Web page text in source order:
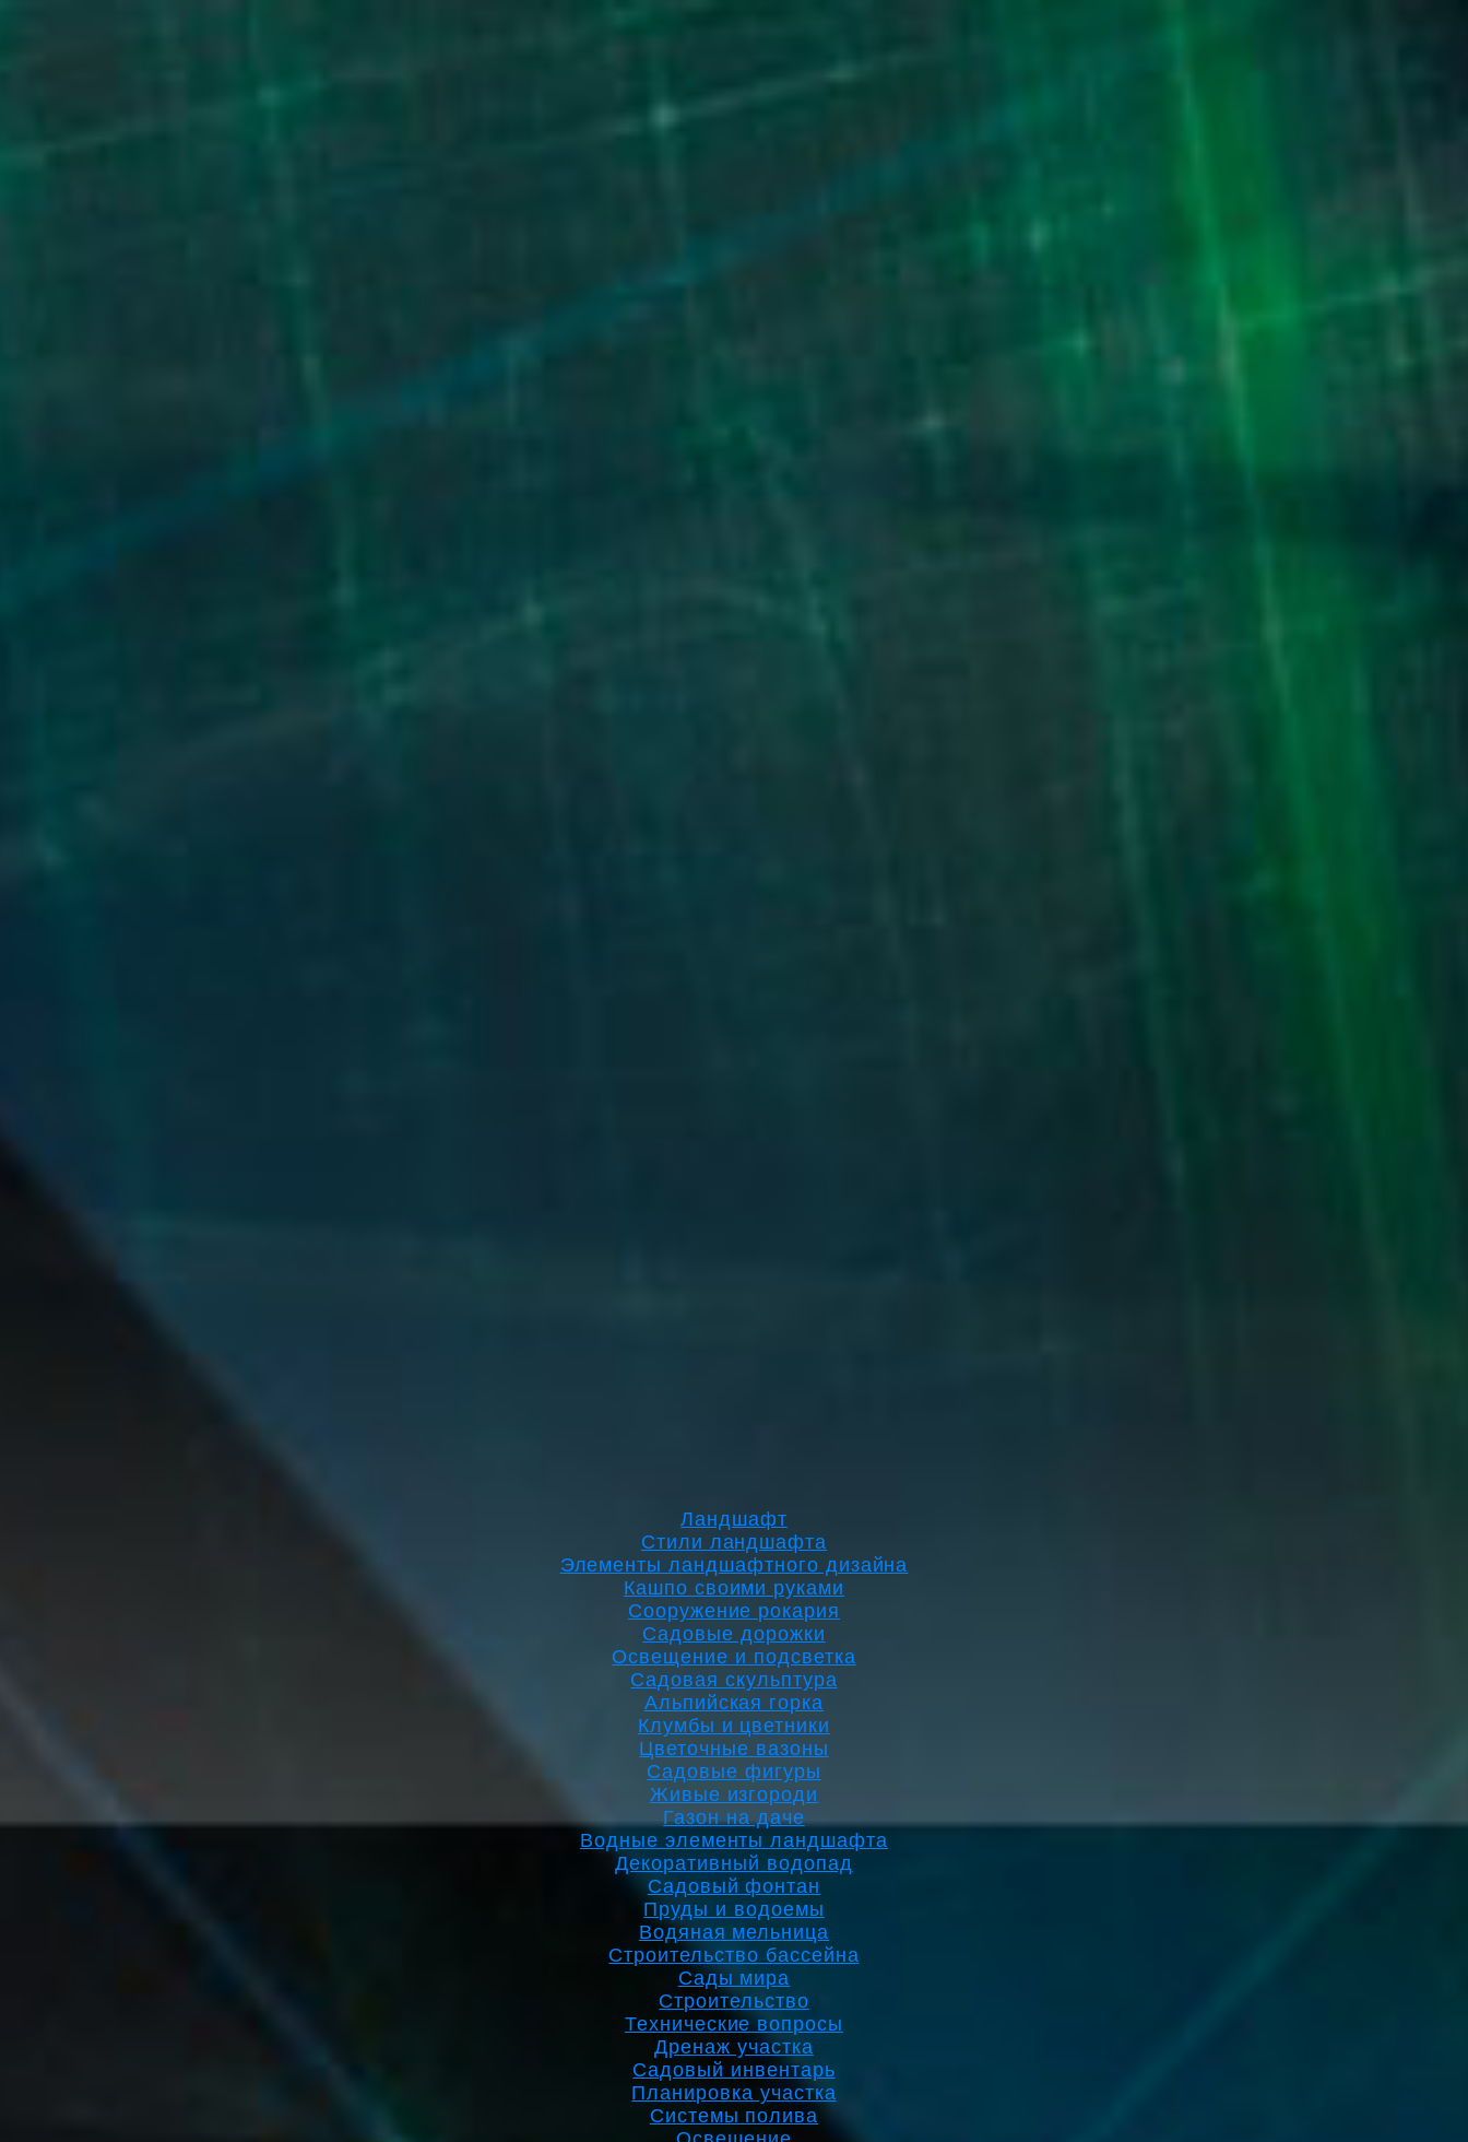
Ландшафт
Стили ландшафта
Элементы ландшафтного дизайна
Кашпо своими руками
Сооружение рокария
Садовые дорожки
Освещение и подсветка
Садовая скульптура
Альпийская горка
Клумбы и цветники
Цветочные вазоны
Садовые фигуры
Живые изгороди
Газон на даче
Водные элементы ландшафта
Декоративный водопад
Садовый фонтан
Пруды и водоемы
Водяная мельница
Строительство бассейна
Сады мира
Строительство
Технические вопросы
Дренаж участка
Садовый инвентарь
Планировка участка
Системы полива